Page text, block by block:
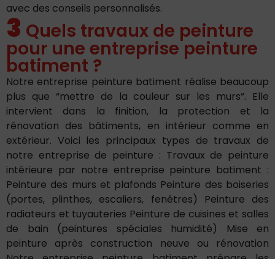
avec des conseils personnalisés.
3 Quels travaux de peinture
pour une entreprise peinture
batiment ?
Notre entreprise peinture batiment réalise beaucoup
plus que “mettre de la couleur sur les murs”. Elle
intervient dans la finition, la protection et la
rénovation des bâtiments, en intérieur comme en
extérieur. Voici les principaux types de travaux de
notre entreprise de peinture : Travaux de peinture
intérieure par notre entreprise peinture batiment :
Peinture des murs et plafonds Peinture des boiseries
(portes, plinthes, escaliers, fenêtres) Peinture des
radiateurs et tuyauteries Peinture de cuisines et salles
de bain (peintures spéciales humidité) Mise en
peinture après construction neuve ou rénovation